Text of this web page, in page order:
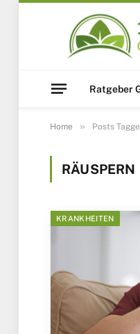
Ratgeber
Home » Posts
RÄUSPERN
KRANKHEITEN